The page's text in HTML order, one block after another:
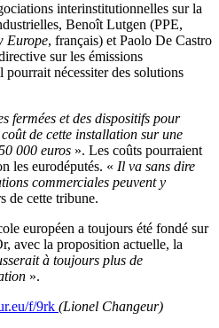
interinstitutionnelles sur la
Benoît Lutgen (PPE,
Europe, français) et Paolo De Castro
sur les émissions
nécessiter des solutions
fermées et des dispositifs pour
de cette installation sur une
000 euros ». Les coûts pourraient
les eurodéputés. « Il va sans dire
commerciales peuvent y
de cette tribune.
européen a toujours été fondé sur
avec la proposition actuelle, la
à toujours plus de
».
f/9rk (Lionel Changeur)